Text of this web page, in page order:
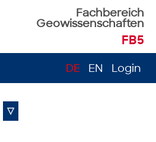
Fachbereich
Geowissenschaften
FB5
DE EN Login
▽